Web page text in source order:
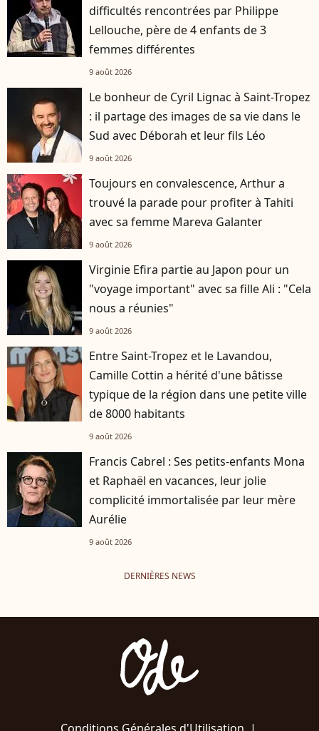
difficultés rencontrées par Philippe
Lellouche, père de 4 enfants de 3
femmes différentes
9 août 2026
Le bonheur de Cyril Lignac à Saint-Tropez
: il partage des images de sa vie dans le
Sud avec Déborah et leur fils Léo
9 août 2026
Toujours en convalescence, Arthur a
trouvé la parade pour profiter à Tahiti
avec sa femme Mareva Galanter
9 août 2026
Virginie Efira partie au Japon pour un
"voyage important" avec sa fille Ali : "Cela
nous a réunies"
9 août 2026
Entre Saint-Tropez et le Lavandou,
Camille Cottin a hérité d'une bâtisse
typique de la région dans une petite ville
de 8000 habitants
9 août 2026
Francis Cabrel : Ses petits-enfants Mona
et Raphaël en vacances, leur jolie
complicité immortalisée par leur mère
Aurélie
9 août 2026
DERNIÈRES NEWS